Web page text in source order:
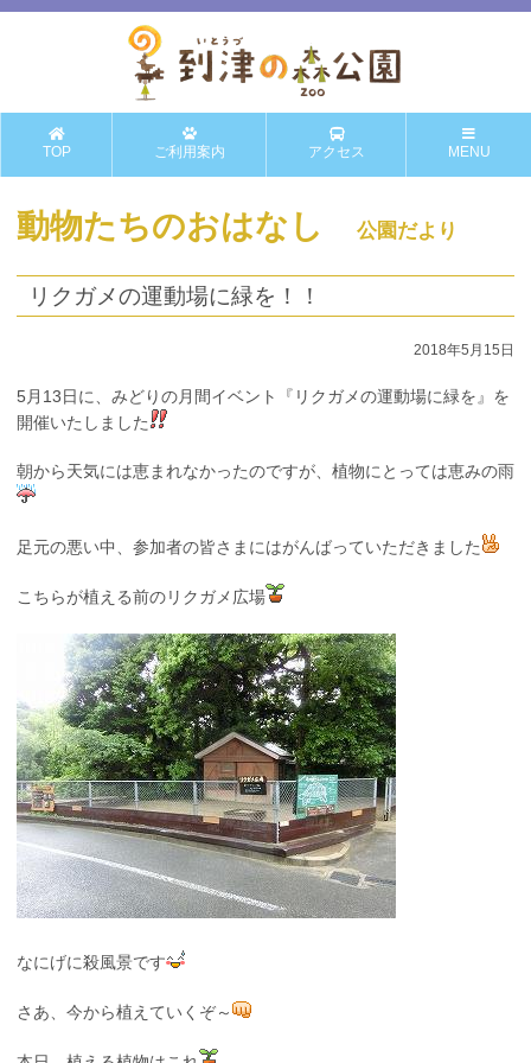
TOP ご利用案内 アクセス MENU
動物たちのおはなし 公園だより
リクガメの運動場に緑を！！
2018年5月15日
5月13日に、みどりの月間イベント『リクガメの運動場に緑を』を
開催いたしました
朝から天気には恵まれなかったのですが、植物にとっては恵みの雨
足元の悪い中、参加者の皆さまにはがんばっていただきました
こちらが植える前のリクガメ広場
なにげに殺風景です
さあ、今から植えていくぞ～